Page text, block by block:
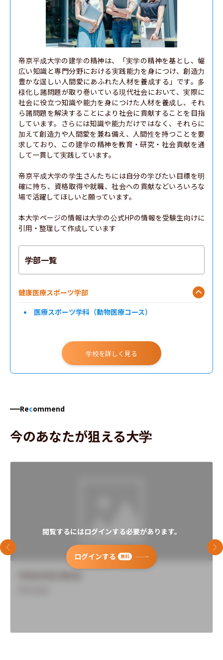
帝京平成大学の建学の精神は、「実学の精神を基とし、幅
広い知識と専門分野における実践能力を身につけ、創造力
豊かな逞しい人間愛にあふれた人材を養成する」です。多
様化し諸問題が取り巻いている現代社会において、実際に
社会に役立つ知識や能力を身につけた人材を養成し、それ
ら諸問題を解決することにより社会に貢献することを目指
しています。さらには知識や能力だけではなく、それらに
加えて創造力や人間愛を兼ね備え、人間性を持つことを要
求しており、この建学の精神を教育・研究・社会貢献を通
して一貫して実践しています。
帝京平成大学の学生さんたちには自分の学びたい目標を明
確に持ち、資格取得や就職、社会への貢献などいろいろな
場で活躍してほしいと願っています。
本大学ページの情報は大学の公式HPの情報を受験生向けに
引用・整理して作成しています
学部一覧
健康医療スポーツ学部
医療スポーツ学科（動物医療コース）
学校を詳しく見る
Recommend
今のあなたが狙える大学
閲覧するにはログインする必要があります。
ログインする 無料
前のスライド 次